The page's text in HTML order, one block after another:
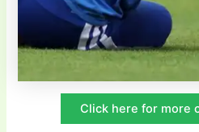
Click here for more